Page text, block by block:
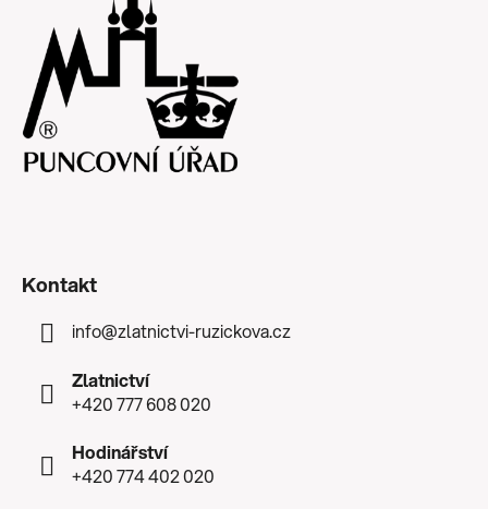
Kontakt
info@zlatnictvi-ruzickova.cz
Zlatnictví
+420 777 608 020
Hodinářství
+420 774 402 020